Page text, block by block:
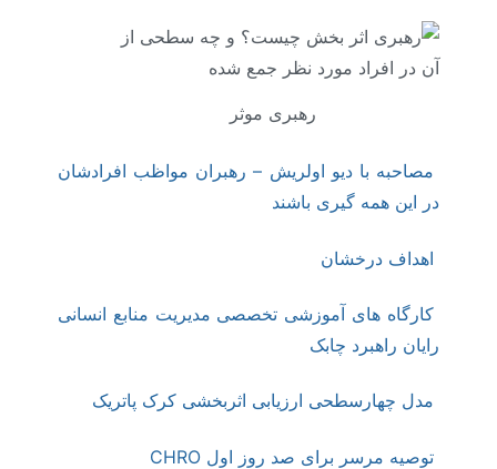
رهبری موثر
مصاحبه با دیو اولریش – رهبران مواظب افرادشان
در این همه گیری باشند
اهداف درخشان
کارگاه های آموزشی تخصصی مدیریت منابع انسانی
رایان راهبرد چابک
مدل چهارسطحی ارزیابی اثربخشی کرک پاتریک
توصیه مرسر برای صد روز اول CHRO